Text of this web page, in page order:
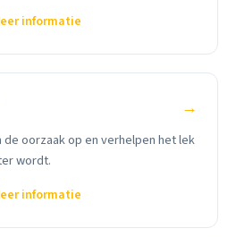
informatie
→
de oorzaak op en verhelpen het lek
wordt.
informatie